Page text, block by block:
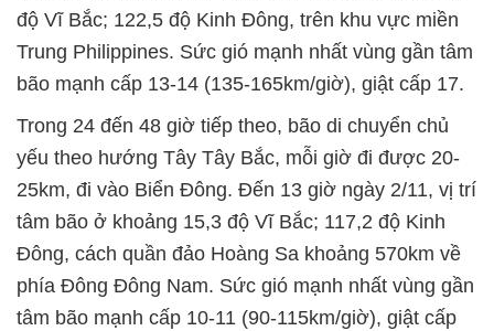
độ Vĩ Bắc; 122,5 độ Kinh Đông, trên khu vực miền
Trung Philippines. Sức gió mạnh nhất vùng gần tâm
bão mạnh cấp 13-14 (135-165km/giờ), giật cấp 17.
Trong 24 đến 48 giờ tiếp theo, bão di chuyển chủ
yếu theo hướng Tây Tây Bắc, mỗi giờ đi được 20-
25km, đi vào Biển Đông. Đến 13 giờ ngày 2/11, vị trí
tâm bão ở khoảng 15,3 độ Vĩ Bắc; 117,2 độ Kinh
Đông, cách quần đảo Hoàng Sa khoảng 570km về
phía Đông Đông Nam. Sức gió mạnh nhất vùng gần
tâm bão mạnh cấp 10-11 (90-115km/giờ), giật cấp